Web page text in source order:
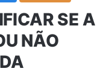
SE A
NÃO